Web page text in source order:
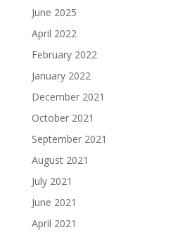
June 2025
April 2022
February 2022
January 2022
December 2021
October 2021
September 2021
August 2021
July 2021
June 2021
April 2021